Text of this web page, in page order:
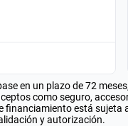
en un plazo de 72
como seguro,
está
y autorización.